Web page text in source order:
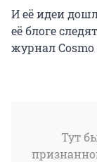
И её идеи
её блоге
журнал Cosmo
Тут